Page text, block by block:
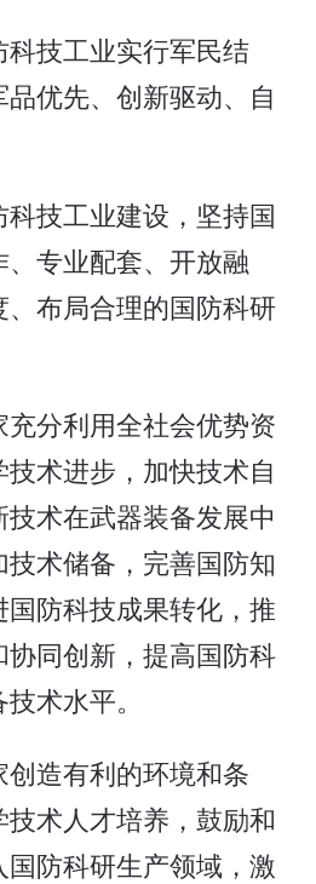
技工业实行军民结
优先、创新驱动、自
技工业建设，坚持国
专业配套、开放融
布局合理的国防科研
分利用全社会优势资
术进步，加快技术自
术在武器装备发展中
术储备，完善国防知
防科技成果转化，推
同创新，提高国防科
术水平。
造有利的环境和条
术人才培养，鼓励和
防科研生产领域，激